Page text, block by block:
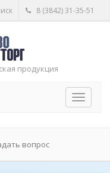
8 (3842) 31-35-51
продукция
Toggle
вопрос